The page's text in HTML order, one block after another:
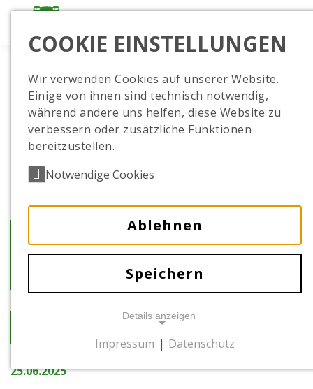
Zwillinge bei den
Goldgelben Löwenäffchen
25.06.2025
COOKIE EINSTELLUNGEN
Wir verwenden Cookies auf unserer Website.
Einige von ihnen sind technisch notwendig,
während andere uns helfen, diese Website zu
verbessern oder zusätzliche Funktionen
bereitzustellen.
Notwendige Cookies
Ablehnen
Speichern
Details anzeigen
NOTWENDIGE COOKIES
Notwendige Cookies ermöglichen
Impressum | Datenschutz